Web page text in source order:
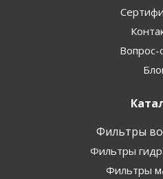
Вопрос-
Фильтры
Фильтры
Фильтры